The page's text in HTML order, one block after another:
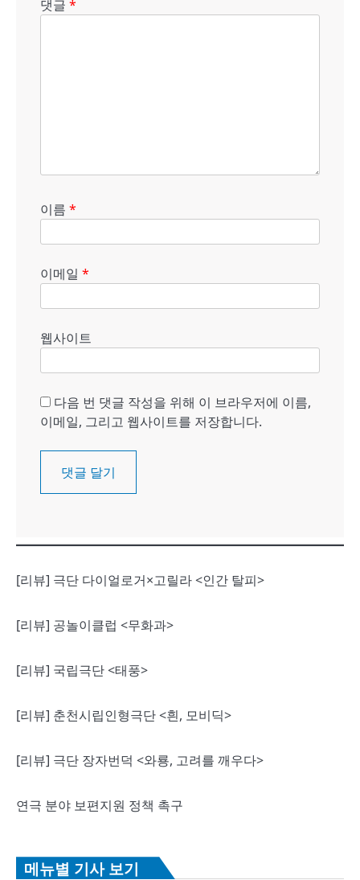
댓글 *
이름 *
이메일 *
웹사이트
다음 번 댓글 작성을 위해 이 브라우저에 이름,
이메일, 그리고 웹사이트를 저장합니다.
[리뷰] 극단 다이얼로거×고릴라 <인간 탈피>
[리뷰] 공놀이클럽 <무화과>
[리뷰] 국립극단 <태풍>
[리뷰] 춘천시립인형극단 <흰, 모비딕>
[리뷰] 극단 장자번덕 <와룡, 고려를 깨우다>
연극 분야 보편지원 정책 촉구
메뉴별 기사 보기